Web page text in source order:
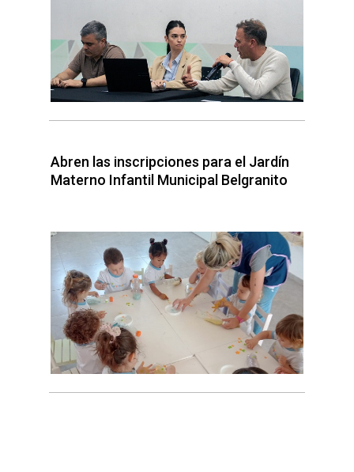
Abren las inscripciones para el Jardín
Materno Infantil Municipal Belgranito